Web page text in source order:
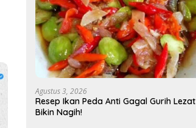
Agustus 3, 2026
Resep Ikan Peda Anti Gagal Gurih Lezat
Bikin Nagih!